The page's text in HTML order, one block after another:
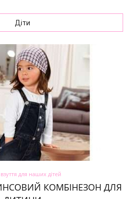
Діти
для наших дітей
КОМБІНЕЗОН ДЛЯ